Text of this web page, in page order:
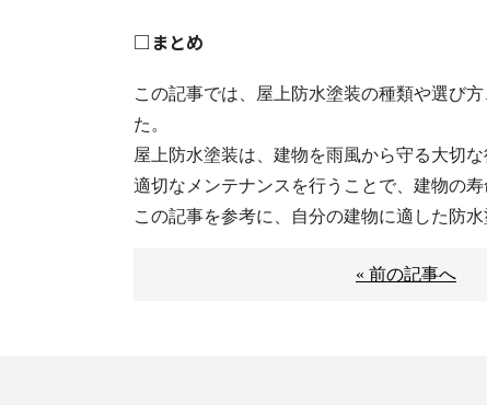
□まとめ
この記事では、屋上防水塗装の種類や選び
た。
屋上防水塗装は、建物を雨風から守る大切な
適切なメンテナンスを行うことで、建物の
この記事を参考に、自分の建物に適した防
« 前の記事へ